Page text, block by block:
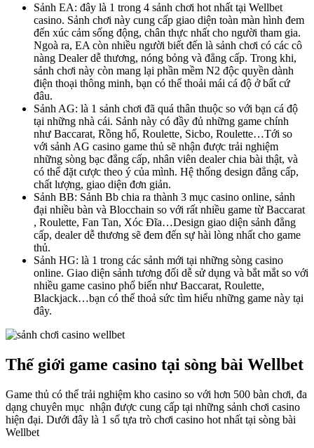
Sảnh EA: đây là 1 trong 4 sảnh chơi hot nhất tại Wellbet
casino. Sảnh chơi này cung cấp giao diện toàn màn hình đem
đến xúc cảm sống động, chân thực nhất cho người tham gia.
Ngoà ra, EA còn nhiều người biết đến là sảnh chơi có các cô
nàng Dealer dễ thương, nóng bỏng và đẳng cấp. Trong khi,
sảnh chơi này còn mang lại phần mềm N2 độc quyền dành
điện thoại thông minh, bạn có thể thoải mái cá độ ở bất cứ
đâu.
Sảnh AG: là 1 sảnh chơi đã quá thân thuộc so với bạn cá độ
tại những nhà cái. Sảnh này có đầy đủ những game chính
như Baccarat, Rồng hổ, Roulette, Sicbo, Roulette…Tới so
với sảnh AG casino game thủ sẽ nhận được trải nghiệm
những sòng bạc đẳng cấp, nhân viên dealer chia bài thật, và
có thể đặt cược theo ý của mình. Hệ thống design đẳng cấp,
chất lượng, giao diện đơn giản.
Sảnh BB: Sảnh Bb chia ra thành 3 mục casino online, sảnh
đại nhiều bàn và Blocchain so với rất nhiều game từ Baccarat
, Roulette, Fan Tan, Xóc Đĩa…Design giao diện sảnh đẳng
cấp, dealer dễ thương sẽ đem đến sự hài lòng nhất cho game
thủ.
Sảnh HG: là 1 trong các sảnh mới tại những sòng casino
online. Giao diện sảnh tương đối dễ sử dụng và bắt mắt so với
nhiều game casino phổ biến như Baccarat, Roulette,
Blackjack…bạn có thể thoả sức tìm hiểu những game này tại
đây.
Thế giới game casino tại sòng bài Wellbet
Game thủ có thể trải nghiệm kho casino so với hơn 500 bàn chơi, đa
dạng chuyên mục nhận được cung cấp tại những sảnh chơi casino
hiện đại. Dưới đây là 1 số tựa trò chơi casino hot nhất tại sòng bài
Wellbet